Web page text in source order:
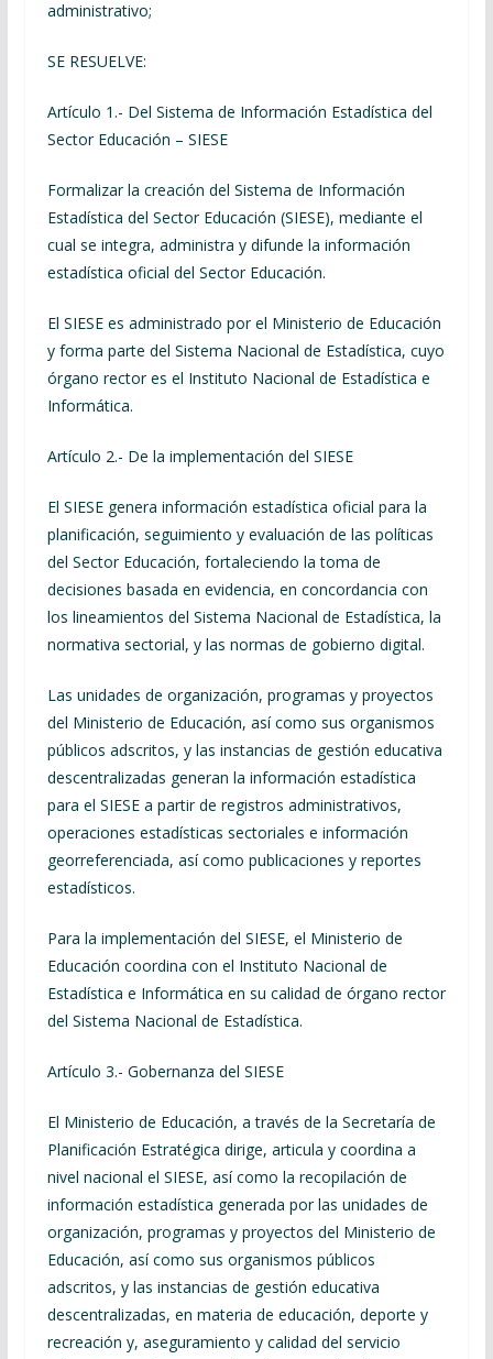
administrativo;
SE RESUELVE:
Artículo 1.- Del Sistema de Información Estadística del
Sector Educación – SIESE
Formalizar la creación del Sistema de Información
Estadística del Sector Educación (SIESE), mediante el
cual se integra, administra y difunde la información
estadística oficial del Sector Educación.
El SIESE es administrado por el Ministerio de Educación
y forma parte del Sistema Nacional de Estadística, cuyo
órgano rector es el Instituto Nacional de Estadística e
Informática.
Artículo 2.- De la implementación del SIESE
El SIESE genera información estadística oficial para la
planificación, seguimiento y evaluación de las políticas
del Sector Educación, fortaleciendo la toma de
decisiones basada en evidencia, en concordancia con
los lineamientos del Sistema Nacional de Estadística, la
normativa sectorial, y las normas de gobierno digital.
Las unidades de organización, programas y proyectos
del Ministerio de Educación, así como sus organismos
públicos adscritos, y las instancias de gestión educativa
descentralizadas generan la información estadística
para el SIESE a partir de registros administrativos,
operaciones estadísticas sectoriales e información
georreferenciada, así como publicaciones y reportes
estadísticos.
Para la implementación del SIESE, el Ministerio de
Educación coordina con el Instituto Nacional de
Estadística e Informática en su calidad de órgano rector
del Sistema Nacional de Estadística.
Artículo 3.- Gobernanza del SIESE
El Ministerio de Educación, a través de la Secretaría de
Planificación Estratégica dirige, articula y coordina a
nivel nacional el SIESE, así como la recopilación de
información estadística generada por las unidades de
organización, programas y proyectos del Ministerio de
Educación, así como sus organismos públicos
adscritos, y las instancias de gestión educativa
descentralizadas, en materia de educación, deporte y
recreación y, aseguramiento y calidad del servicio